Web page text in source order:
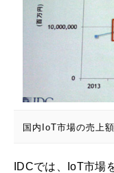
国内IoT市場の売上
IDCでは、IoT市場